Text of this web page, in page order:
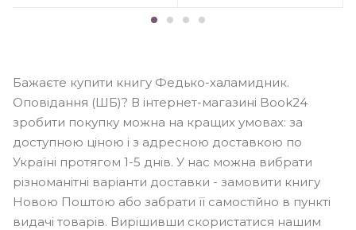
Бажаєте купити книгу Федько-халамидник.
Оповідання (ШБ)? В інтернет-магазині Book24
зробити покупку можна на кращих умовах: за
доступною ціною і з адресною доставкою по
Україні протягом 1-5 днів. У нас можна вибрати
різноманітні варіанти доставки - замовити книгу
Новою Поштою або забрати її самостійно в пункті
видачі товарів. Вирішивши скористатися нашим